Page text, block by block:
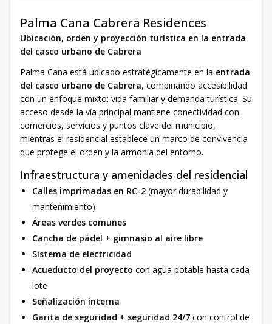
Palma Cana Cabrera Residences
Ubicación, orden y proyección turística en la entrada
del casco urbano de Cabrera
Palma Cana está ubicado estratégicamente en la entrada
del casco urbano de Cabrera, combinando accesibilidad
con un enfoque mixto: vida familiar y demanda turística. Su
acceso desde la vía principal mantiene conectividad con
comercios, servicios y puntos clave del municipio,
mientras el residencial establece un marco de convivencia
que protege el orden y la armonía del entorno.
Infraestructura y amenidades del residencial
Calles imprimadas en RC-2 (mayor durabilidad y
mantenimiento)
Áreas verdes comunes
Cancha de pádel + gimnasio al aire libre
Sistema de electricidad
Acueducto del proyecto con agua potable hasta cada
lote
Señalización interna
Garita de seguridad + seguridad 24/7 con control de